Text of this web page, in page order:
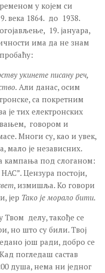
у којем си
века 1864. до 1938.
19. јануара,
има да не знам
укинете писану реч,
Али данас, осим
са покретним
је тих електронских
говором и
Многи су, као и увек,
мало је независних.
кампања под слоганом:
Цензура постоји,
, измишља. Ко говори
јер Тако је морало бити.
делу, такође се
но што су били. Твој
још ради, добро се
погледаш састав
душа, нема ни једног